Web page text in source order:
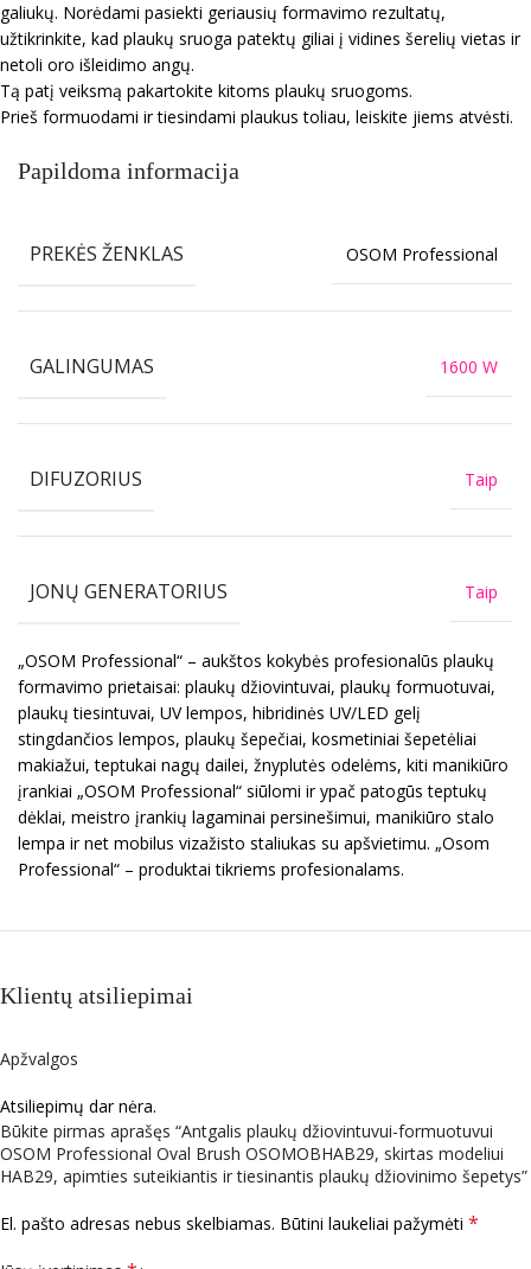
galiukų. Norėdami pasiekti geriausių formavimo rezultatų,
užtikrinkite, kad plaukų sruoga patektų giliai į vidines šerelių vietas ir
netoli oro išleidimo angų.
Tą patį veiksmą pakartokite kitoms plaukų sruogoms.
Prieš formuodami ir tiesindami plaukus toliau, leiskite jiems atvėsti.
Papildoma informacija
PREKĖS ŽENKLAS OSOM Professional
GALINGUMAS 1600 W
DIFUZORIUS Taip
JONŲ GENERATORIUS Taip
„OSOM Professional“ – aukštos kokybės profesionalūs plaukų
formavimo prietaisai: plaukų džiovintuvai, plaukų formuotuvai,
plaukų tiesintuvai, UV lempos, hibridinės UV/LED gelį
stingdančios lempos, plaukų šepečiai, kosmetiniai šepetėliai
makiažui, teptukai nagų dailei, žnyplutės odelėms, kiti manikiūro
įrankiai „OSOM Professional“ siūlomi ir ypač patogūs teptukų
dėklai, meistro įrankių lagaminai persinešimui, manikiūro stalo
lempa ir net mobilus vizažisto staliukas su apšvietimu. „Osom
Professional“ – produktai tikriems profesionalams.
Klientų atsiliepimai
Apžvalgos
Atsiliepimų dar nėra.
Būkite pirmas aprašęs “Antgalis plaukų džiovintuvui-formuotuvui
OSOM Professional Oval Brush OSOMOBHAB29, skirtas modeliui
HAB29, apimties suteikiantis ir tiesinantis plaukų džiovinimo šepetys”
El. pašto adresas nebus skelbiamas. Būtini laukeliai pažymėti *